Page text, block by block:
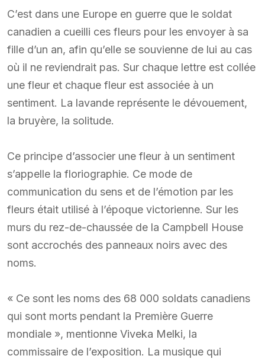
C’est dans une Europe en guerre que le soldat
canadien a cueilli ces fleurs pour les envoyer à sa
fille d’un an, afin qu’elle se souvienne de lui au cas
où il ne reviendrait pas. Sur chaque lettre est collée
une fleur et chaque fleur est associée à un
sentiment. La lavande représente le dévouement,
la bruyère, la solitude.
Ce principe d’associer une fleur à un sentiment
s’appelle la floriographie. Ce mode de
communication du sens et de l’émotion par les
fleurs était utilisé à l’époque victorienne. Sur les
murs du rez-de-chaussée de la Campbell House
sont accrochés des panneaux noirs avec des
noms.
« Ce sont les noms des 68 000 soldats canadiens
qui sont morts pendant la Première Guerre
mondiale », mentionne Viveka Melki, la
commissaire de l’exposition. La musique qui